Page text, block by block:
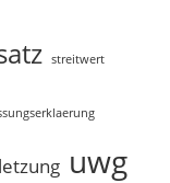
streitwert
uwg